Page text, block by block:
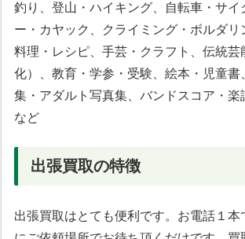
釣り、登山・ハイキング、自転車・サイ
ー・カヤック、クライミング・ボルダリ
料理・レシピ、手芸・クラフト、伝統芸
化）、教育・学参・受験、絵本・児童書
集・アダルト写真集、バンドスコア・楽
など
出張買取の特徴
出張買取はとても便利です。お電話１本